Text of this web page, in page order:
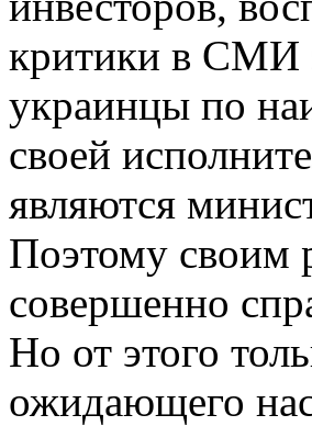
критики в СМИ
украинцы по
своей
являются
Поэтому своим
совершенно
Но от этого
ожидающего